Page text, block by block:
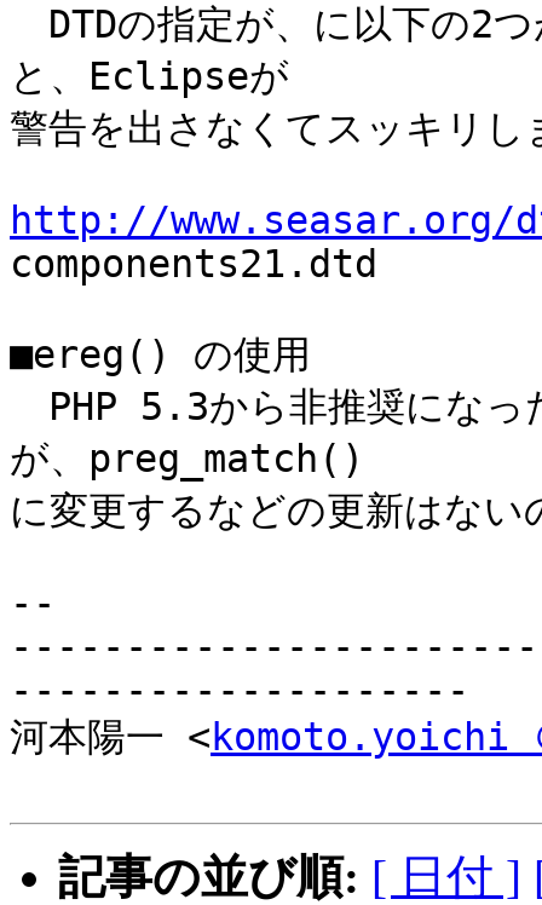
DTDの指定が、に以下の2
と、Eclipseが
警告を出さなくてスッキリし
http://www.seasar.org/
components21.dtd
■ereg() の使用
PHP 5.3から非推奨にな
が、preg_match()
に変更するなどの更新はない
--
--------------------
河本陽一 <komoto.yoichi
記事の並び順: [ 日付 ]